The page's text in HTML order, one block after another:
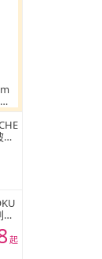
戶
起